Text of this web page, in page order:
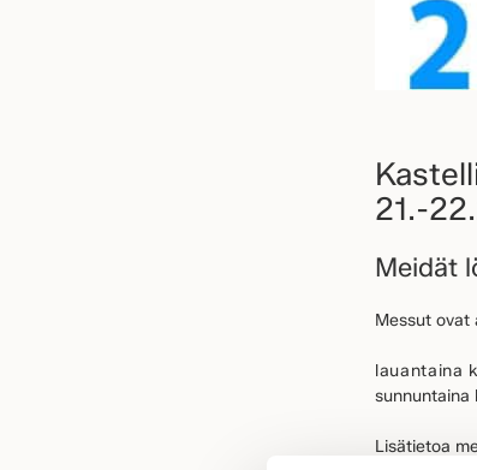
21.-
Meidät
Messut ovat
lauantaina
sunnuntaina
Lisätietoa